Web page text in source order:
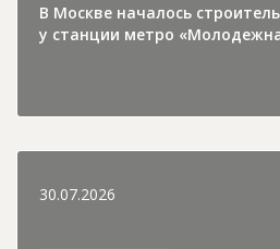
В Москве началось
у станции метро
30.07.2026